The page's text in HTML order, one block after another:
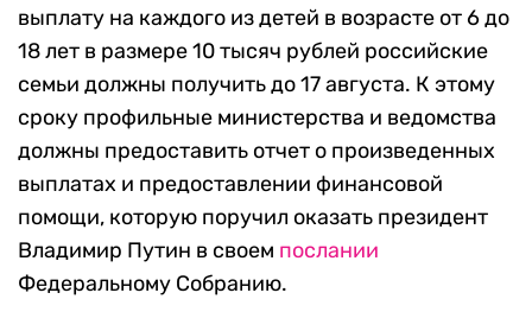
выплату на каждого из детей в возрасте от 6 до
18 лет в размере 10 тысяч рублей российские
семьи должны получить до 17 августа. К этому
сроку профильные министерства и ведомства
должны предоставить отчет о произведенных
выплатах и предоставлении финансовой
помощи, которую поручил оказать президент
Владимир Путин в своем послании
Федеральному Собранию.